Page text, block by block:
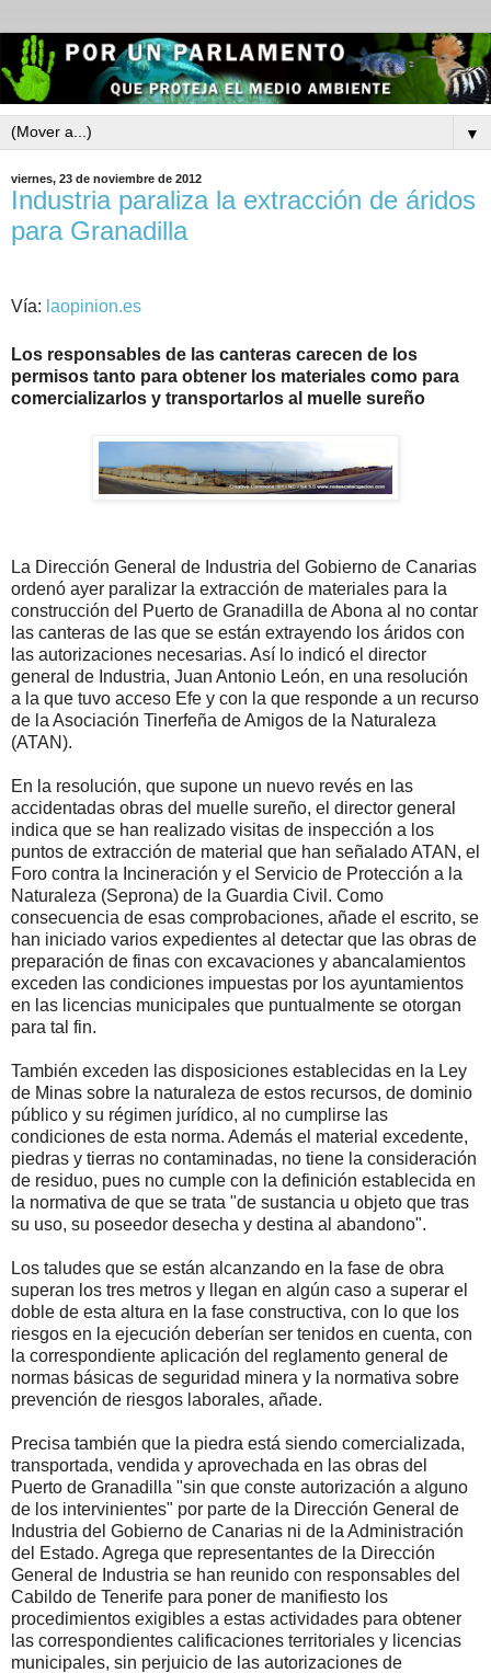
▼
viernes, 23 de noviembre de 2012
Industria paraliza la extracción de áridos
para Granadilla
Vía: laopinion.es
Los responsables de las canteras carecen de los
permisos tanto para obtener los materiales como para
comercializarlos y transportarlos al muelle sureño
La Dirección General de Industria del Gobierno de Canarias
ordenó ayer paralizar la extracción de materiales para la
construcción del Puerto de Granadilla de Abona al no contar
las canteras de las que se están extrayendo los áridos con
las autorizaciones necesarias. Así lo indicó el director
general de Industria, Juan Antonio León, en una resolución
a la que tuvo acceso Efe y con la que responde a un recurso
de la Asociación Tinerfeña de Amigos de la Naturaleza
(ATAN).
En la resolución, que supone un nuevo revés en las
accidentadas obras del muelle sureño, el director general
indica que se han realizado visitas de inspección a los
puntos de extracción de material que han señalado ATAN, el
Foro contra la Incineración y el Servicio de Protección a la
Naturaleza (Seprona) de la Guardia Civil. Como
consecuencia de esas comprobaciones, añade el escrito, se
han iniciado varios expedientes al detectar que las obras de
preparación de finas con excavaciones y abancalamientos
exceden las condiciones impuestas por los ayuntamientos
en las licencias municipales que puntualmente se otorgan
para tal fin.
También exceden las disposiciones establecidas en la Ley
de Minas sobre la naturaleza de estos recursos, de dominio
público y su régimen jurídico, al no cumplirse las
condiciones de esta norma. Además el material excedente,
piedras y tierras no contaminadas, no tiene la consideración
de residuo, pues no cumple con la definición establecida en
la normativa de que se trata "de sustancia u objeto que tras
su uso, su poseedor desecha y destina al abandono".
Los taludes que se están alcanzando en la fase de obra
superan los tres metros y llegan en algún caso a superar el
doble de esta altura en la fase constructiva, con lo que los
riesgos en la ejecución deberían ser tenidos en cuenta, con
la correspondiente aplicación del reglamento general de
normas básicas de seguridad minera y la normativa sobre
prevención de riesgos laborales, añade.
Precisa también que la piedra está siendo comercializada,
transportada, vendida y aprovechada en las obras del
Puerto de Granadilla "sin que conste autorización a alguno
de los intervinientes" por parte de la Dirección General de
Industria del Gobierno de Canarias ni de la Administración
del Estado. Agrega que representantes de la Dirección
General de Industria se han reunido con responsables del
Cabildo de Tenerife para poner de manifiesto los
procedimientos exigibles a estas actividades para obtener
las correspondientes calificaciones territoriales y licencias
municipales, sin perjuicio de las autorizaciones de